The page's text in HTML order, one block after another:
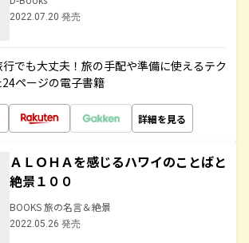
2022.07.20 発売
でも大丈夫！旅の手配や準備に使えるテク
ページの電子書籍
詳細を見る
ＡＬＯＨＡを感じるハワイのことばと
絶景１００
BOOKS 旅の名言＆絶景
2022.05.26 発売